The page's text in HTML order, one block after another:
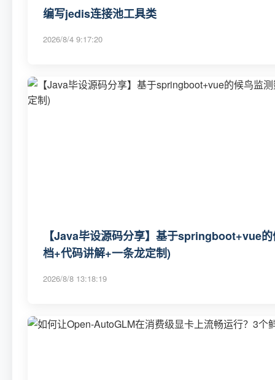
编写jedis连接池工具类
2026/8/4 9:17:20
【Java毕设源码分享】基于springboot+vue
档+代码讲解+一条龙定制)
2026/8/8 13:18:19